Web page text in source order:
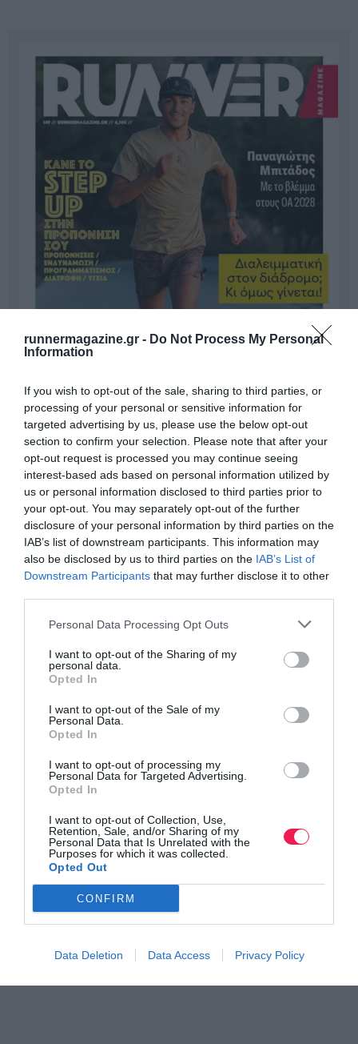
runnermagazine.gr - Do Not Process My Personal
Information
If you wish to opt-out of the sale, sharing to third parties, or
processing of your personal or sensitive information for
targeted advertising by us, please use the below opt-out
section to confirm your selection. Please note that after your
opt-out request is processed you may continue seeing
interest-based ads based on personal information utilized by
us or personal information disclosed to third parties prior to
your opt-out. You may separately opt-out of the further
disclosure of your personal information by third parties on the
IAB’s list of downstream participants. This information may
also be disclosed by us to third parties on the IAB’s List of
Downstream Participants that may further disclose it to other
Personal Data Processing Opt Outs
I want to opt-out of the Sharing of my
personal data.
Opted In
I want to opt-out of the Sale of my
Personal Data.
Opted In
I want to opt-out of processing my
Personal Data for Targeted Advertising.
Opted In
I want to opt-out of Collection, Use,
Retention, Sale, and/or Sharing of my
Personal Data that Is Unrelated with the
Purposes for which it was collected.
Opted Out
CONFIRM
Data Deletion Data Access Privacy Policy
Γίνε Συνδρομητής
Βρες το RUNNER!
Όλα τα Τεύχη